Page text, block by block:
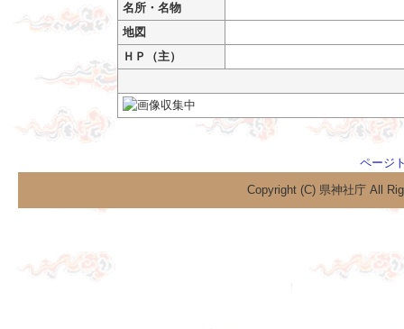
名所・名物
地図
ＨＰ（主）
ページ
Copyright (C) 県神社庁 All